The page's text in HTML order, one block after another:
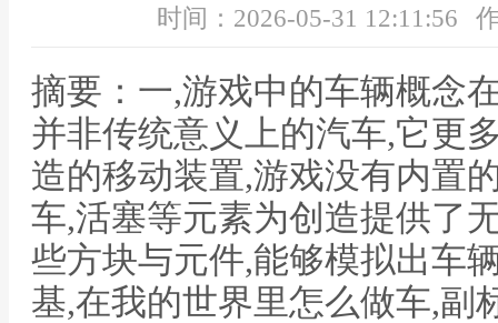
时间：2026-05-31 12:11:56
摘要：一,游戏中的车辆概念
并非传统意义上的汽车,它更
造的移动装置,游戏没有内置
车,活塞等元素为创造提供了
些方块与元件,能够模拟出车
基,在我的世界里怎么做车,副